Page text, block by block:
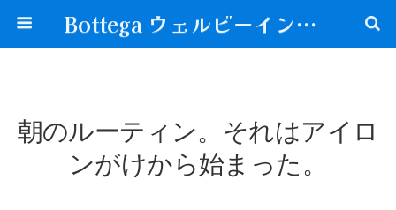
Bottega ウェルビーイングな生き方が見つかる場所
朝のルーティン。それはアイロ
ンがけから始まった。